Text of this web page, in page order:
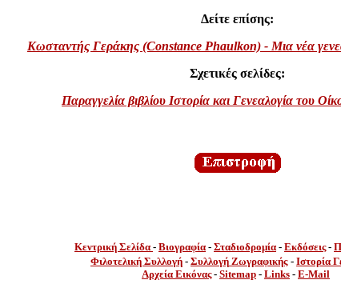
Δείτε επίσης:
Κωσταντής Γεράκης (Constance Phaulkon) - Μια νέα
Σχετικές σελίδες:
Παραγγελία βιβλίου Ιστορία και Γενεαλογία του
Κεντρική Σελίδα - Βιογραφία - Σταδιοδρομία - Εκδόσεις-
Φιλοτελική Συλλογή - Συλλογή Ζωγραφικής - Ιστορία
Αρχεία Εικόνας- Sitemap - Links - E-Mail